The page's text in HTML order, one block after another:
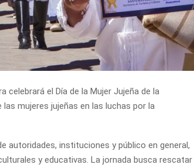
celebrará el Día de la Mujer Jujeña de la
mujeres jujeñas en las luchas por la
autoridades, instituciones y público en general,
y educativas. La jornada busca rescatar